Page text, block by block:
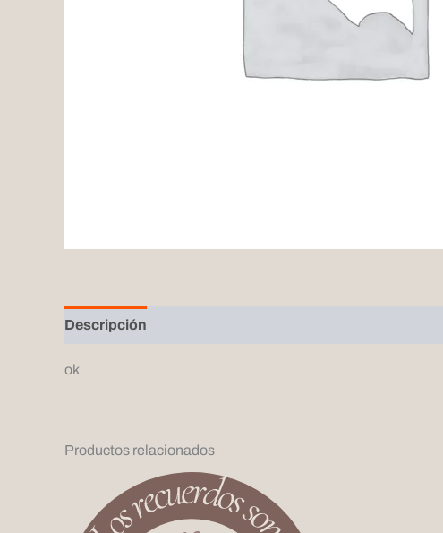
Descripción
ok
Productos relacionados